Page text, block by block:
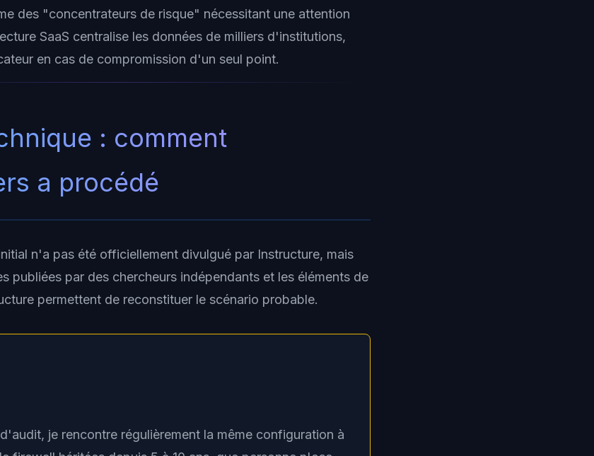
des "concentrateurs de risque" nécessitant une attention
SaaS centralise les données de milliers d'institutions,
en cas de compromission d'un seul point.
: comment
a procédé
n'a pas été officiellement divulgué par Instructure, mais
publiées par des chercheurs indépendants et les éléments de
permettent de reconstituer le scénario probable.
je rencontre régulièrement la même configuration à